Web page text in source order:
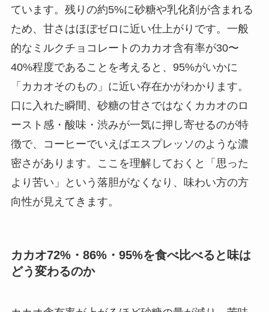
ています。残りの約5%に砂糖や乳化剤が含まれる
ため、甘さはほぼゼロに近い仕上がりです。一般
的なミルクチョコレートのカカオ含有率が30〜
40%程度であることを考えると、95%がいかに
「カカオそのもの」に近い存在かがわかります。
口に入れた瞬間、砂糖の甘さではなくカカオのロ
ースト感・酸味・渋みが一気に押し寄せるのが特
徴で、コーヒーでいえばエスプレッソのような濃
密さがあります。ここを理解しておくと「思った
より苦い」という落胆がなくなり、味わい方の方
向性が見えてきます。
カカオ72%・86%・95%を食べ比べると味は
どう変わるのか